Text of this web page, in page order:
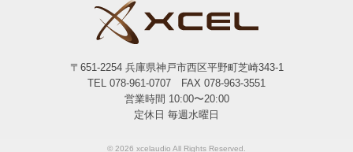
〒651-2254 兵庫県神戸市西区平野町芝崎343-1
TEL 078-961-0707 FAX 078-963-3551
営業時間 10:00〜20:00
定休日 毎週水曜日
© 2026 xcelaudio All Rights Reserved.